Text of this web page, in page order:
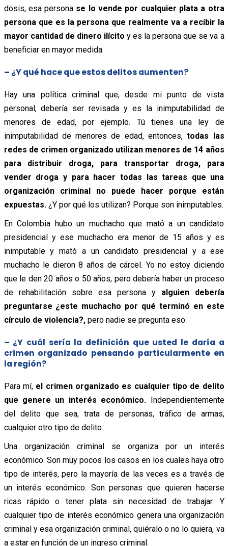
dosis, esa persona se lo vende por cualquier plata a otra
persona que es la persona que realmente va a recibir la
mayor cantidad de dinero ilícito y es la persona que se va a
beneficiar en mayor medida.
– ¿Y qué hace que estos delitos aumenten?
Hay una política criminal que, desde mi punto de vista
personal, debería ser revisada y es la inimputabilidad de
menores de edad, por ejemplo. Tú tienes una ley de
inimputabilidad de menores de edad, entonces,todas las
redes de crimen organizado utilizan menores de 14 años
para distribuir droga, para transportar droga, para
vender droga y para hacer todas las tareas que una
organización criminal no puede hacer porque están
expuestas. ¿Y por qué los utilizan? Porque son inimputables.
En Colombia hubo un muchacho que mató a un candidato
presidencial y ese muchacho era menor de 15 años y es
inimputable y mató a un candidato presidencial y a ese
muchacho le dieron 8 años de cárcel. Yo no estoy diciendo
que le den 20 años o 50 años, pero debería haber un proceso
de rehabilitación sobre esa persona y alguien debería
preguntarse ¿este muchacho por qué terminó en este
círculo de violencia?, pero nadie se pregunta eso.
– ¿Y cuál sería la definición que usted le daría a
crimen organizado pensando particularmente en
la región?
Para mí, el crimen organizado es cualquier tipo de delito
que genere un interés económico. Independientemente
del delito que sea, trata de personas, tráfico de armas,
cualquier otro tipo de delito.
Una organización criminal se organiza por un interés
económico. Son muy pocos los casos en los cuales haya otro
tipo de interés, pero la mayoría de las veces es a través de
un interés económico. Son personas que quieren hacerse
ricas rápido o tener plata sin necesidad de trabajar. Y
cualquier tipo de interés económico genera una organización
criminal y esa organización criminal, quiéralo o no lo quiera, va
a estar en función de un ingreso criminal.